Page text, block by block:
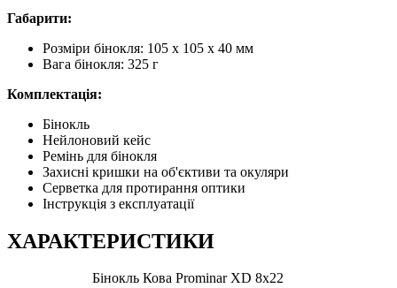
Габарити:
Розміри бінокля: 105 x 105 x 40 мм
Вага бінокля: 325 г
Комплектація:
Бінокль
Нейлоновий кейс
Ремінь для бінокля
Захисні кришки на об'єктиви та окуляри
Серветка для протирання оптики
Інструкція з експлуатації
ХАРАКТЕРИСТИКИ
Бінокль Кова Prominar XD 8x22